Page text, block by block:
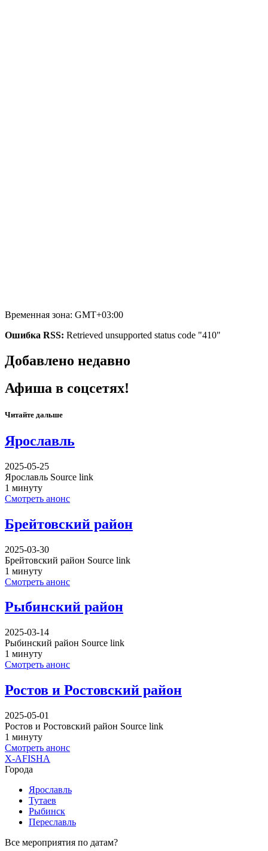
Временная зона: GMT+03:00
Ошибка RSS: Retrieved unsupported status code "410"
Добавлено недавно
Афиша в соцсетях!
Читайте дальше
Ярославль
2025-05-25
Ярославль Source link
1 минуту
Смотреть анонс
Брейтовский район
2025-03-30
Брейтовский район Source link
1 минуту
Смотреть анонс
Рыбинский район
2025-03-14
Рыбинский район Source link
1 минуту
Смотреть анонс
Ростов и Ростовский район
2025-05-01
Ростов и Ростовский район Source link
1 минуту
Смотреть анонс
X-AFISHA
Города
Ярославль
Тутаев
Рыбинск
Переславль
Все мероприятия по датам?